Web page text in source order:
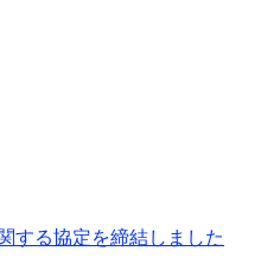
する協定を締結しました